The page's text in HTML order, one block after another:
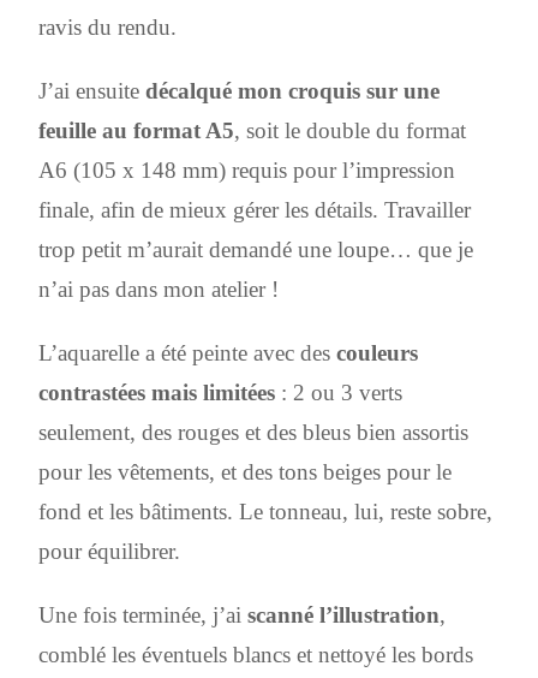
ravis du rendu.
J’ai ensuitedécalqué mon croquis sur une
feuille au format A5, soit le double du format
A6 (105 x 148 mm) requis pour l’impression
finale, afin de mieux gérer les détails. Travailler
trop petit m’aurait demandé une loupe… que je
n’ai pas dans mon atelier !
L’aquarelle a été peinte avec descouleurs
contrastées mais limitées : 2 ou 3 verts
seulement, des rouges et des bleus bien assortis
pour les vêtements, et des tons beiges pour le
fond et les bâtiments. Le tonneau, lui, reste sobre,
pour équilibrer.
Une fois terminée, j’aiscanné l’illustration,
comblé les éventuels blancs et nettoyé les bords